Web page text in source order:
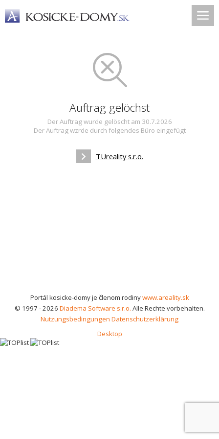
Auftrag gelöchst
Der Auftrag wurde gelöscht am 30.7.2026
Der Auftrag wzrde durch folgendes Büro eingefügt
TUreality s.r.o.
Portál kosicke-domy je členom rodinywww.areality.sk
© 1997 - 2026 Diadema Software s.r.o. Alle Rechte vorbehalten.
Nutzungsbedingungen Datenschutzerklärung
Desktop